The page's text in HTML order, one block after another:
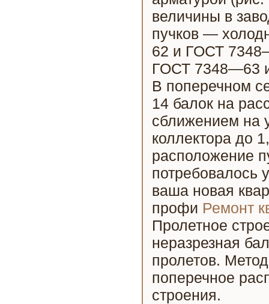
величины в
пучков —
62 и ГОСТ
ГОСТ 7348—63
В поперечном
14 балок на
сближением на
коллектора до
расположение
потребовалось
ваша новая
профи Ремонт
Пролетное
неразрезная
пролетов.
поперечное
строения.